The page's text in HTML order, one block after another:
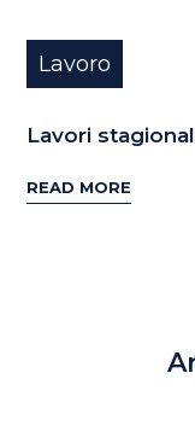
Lavoro
Lavori
READ MORE